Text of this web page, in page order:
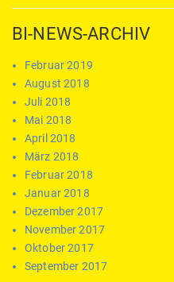
BI-NEWS-ARCHIV
Februar 2019
August 2018
Juli 2018
Mai 2018
April 2018
März 2018
Februar 2018
Januar 2018
Dezember 2017
November 2017
Oktober 2017
September 2017